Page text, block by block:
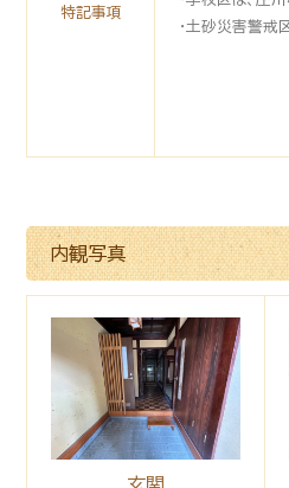
特記事項
・土砂災害警戒
内観写真
玄関